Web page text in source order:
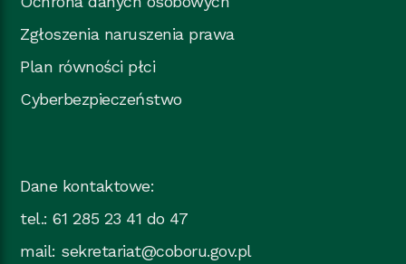
Zgłoszenia naruszenia prawa
Plan równości płci
Cyberbezpieczeństwo
Dane kontaktowe:
tel.: 61 285 23 41 do 47
mail: sekretariat@coboru.gov.pl